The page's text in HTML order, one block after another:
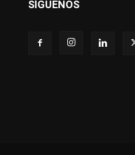
SÍGUENOS